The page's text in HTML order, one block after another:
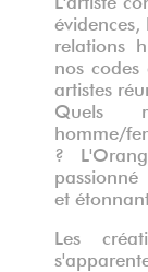
évidences,
relations
nos codes
artistes
Quels
homme/
?
passionné
et
Les